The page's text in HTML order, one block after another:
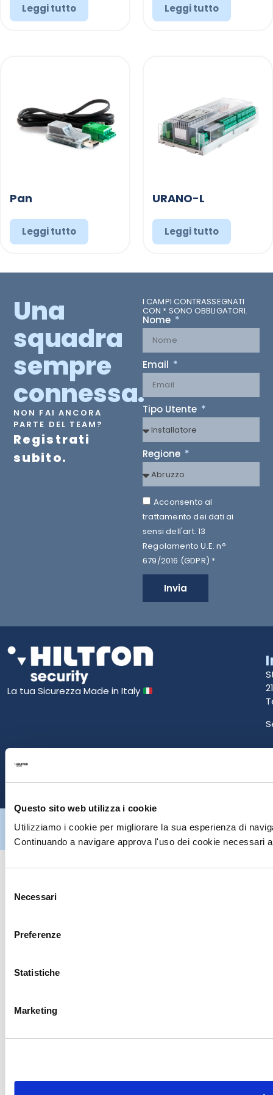
Questo sito web utilizza i cookie
Utilizziamo i cookie per migliorare la sua esperienza di
Continuando a navigare approva l'uso dei cookie necessari
delNecessari
Preferenze
Statistiche
Marketing
Leggi tutto Leggi tutto
Pan
Leggi tutto
URANO-L
Leggi tutto
Una
squadra
sempre
connessa.
NON FAI ANCORA
PARTE DEL TEAM?
Registrati
subito.
I CAMPI CONTRASSEGNATI
CON * SONO OBBLIGATORI.
Nome
Email
Tipo Utente
Regione
Acconsento al
trattamento dei dati ai
sensi dell'art. 13
Regolamento U.E. n°
679/2016 (GDPR) *
Invia
La tua Sicurezza Made in Italy
IT07395971216| Design by avcommunication.it | Tutti i diritti sono
riservati